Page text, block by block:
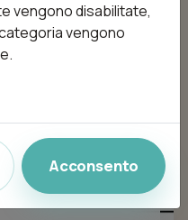
vengono disabilitate,
vengono
Acconsento